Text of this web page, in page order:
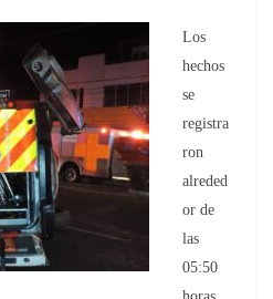
Los
hechos
se
registra
ron
alreded
or de
las
05:50